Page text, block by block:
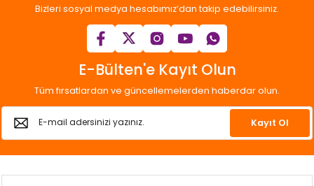
Bizleri sosyal medya hesabımız’dan takip edebilirsiniz.
E-Bülten'e Kayıt Olun
Tüm fırsatlardan ve güncellemelerden haberdar olun.
Kayıt Ol